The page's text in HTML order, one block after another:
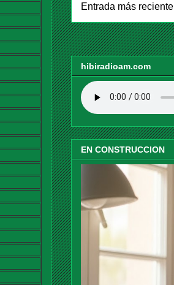
Entrada más reciente
hibiradioam.com
EN CONSTRUCCION